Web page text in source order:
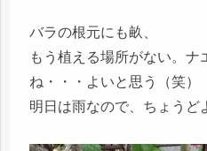
バラの根元にも畝、
もう植える場所がない。ナ
ね・・・よいと思う（笑）
明日は雨なので、ちょうど